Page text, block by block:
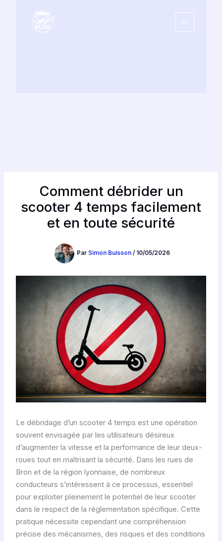
Comment débrider un
scooter 4 temps facilement
et en toute sécurité
Par Simon Buisson / 10/05/2026
Le débridage d’un scooter 4 temps est une opération
souvent envisagée par les utilisateurs désireux
d’augmenter la vitesse et la performance de leur deux-
roues tout en maîtrisant la sécurité. Dans les rues de
Bron et de la région lyonnaise, de nombreux
conducteurs s’intéressent à ce processus, essentiel
pour exploiter pleinement le potentiel de leur scooter
dans le respect de la réglementation spécifique. Cette
pratique nécessite cependant une compréhension
précise des mécanismes, des risques et des conditions